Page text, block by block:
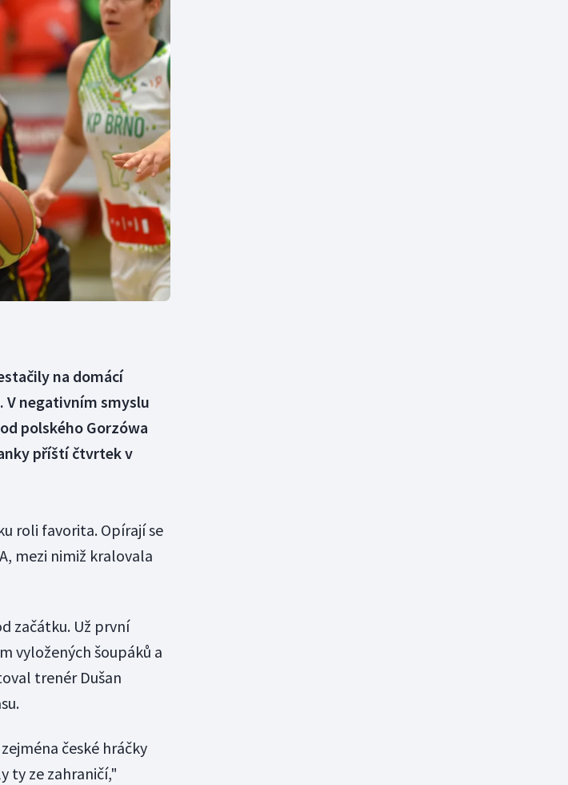
Triatlon
Veslování
Vodní slalom
Volejbal
Ostatní
na domácí
V negativním smyslu
polského Gorzówa
příští čtvrtek v
roli favorita. Opírají se
mezi nimiž kralovala
začátku. Už první
vyložených šoupáků a
trenér Dušan
české hráčky
ty ze zahraničí,"